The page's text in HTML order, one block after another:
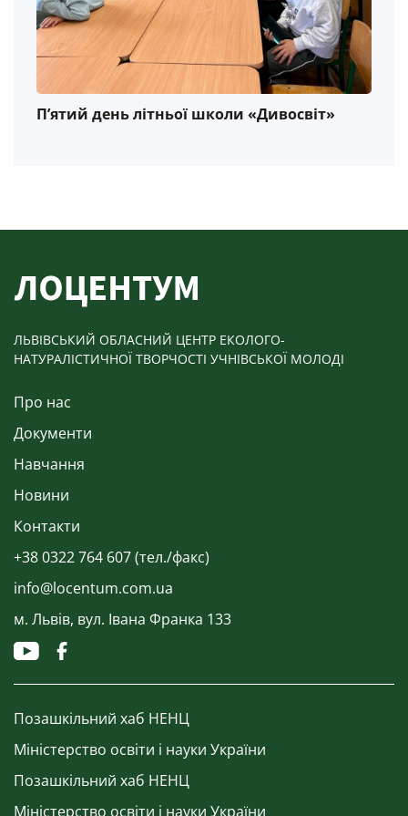
П’ятий день літньої школи «Дивосвіт»
ЛЬВІВСЬКИЙ ОБЛАСНИЙ ЦЕНТР ЕКОЛОГО-
НАТУРАЛІСТИЧНОЇ ТВОРЧОСТІ УЧНІВСЬКОЇ МОЛОДІ
Про нас
Документи
Навчання
Новини
Контакти
+38 0322 764 607 (тел./факс)
info@locentum.com.ua
м. Львів, вул. Івана Франка 133
Позашкільний хаб НЕНЦ
Міністерство освіти і науки України
Позашкільний хаб НЕНЦ
Міністерство освіти і науки України